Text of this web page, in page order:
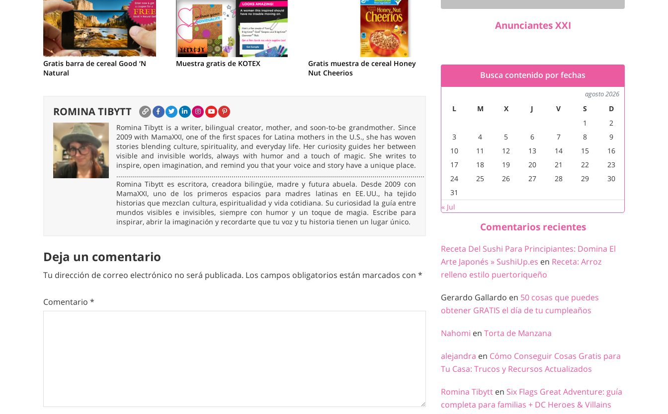
Gratis barra de cereal Good ‘N
Natural
Muestra gratis de KOTEX
Gratis muestra de cereal Honey
Nut Cheerios
ROMINA TIBYTT
Romina Tibytt is a writer, bilingual creator, mother, and soon-to-be grandmother. Since
2009 with MamaXXI, one of the first spaces for Latina mothers in the U.S., she has woven
stories blending culture, spirituality, and everyday life. Her curiosity guides her between
visible and invisible worlds, always with humor and a touch of magic. She writes to
inspire, open imagination, and remind you that your voice and story have a unique place.
...........................................................................................................................................................
Romina Tibytt es escritora, creadora bilingüe, madre y futura abuela. Desde 2009 con
MamaXXI, uno de los primeros espacios para madres latinas en EE. UU., ha tejido
historias que mezclan cultura, espiritualidad y vida cotidiana. Su curiosidad la guía entre
mundos visibles e invisibles, siempre con humor y un toque de magia. Escribe para
inspirar, abrir la imaginación y recordarte que tu voz y tu historia tienen un lugar único.
Deja un comentario
Tu dirección de correo electrónico no será publicada. Los campos obligatorios están marcados con *
Comentario *
Anunciantes XXI
Busca contenido por fechas
agosto 2026
L M X J V S
D
1
2
3
4 5 6 7 8
9
10
11 12 13 14 15
16
17
18 19 20 21 22
23
24
25 26 27 28 29
30
31
« Jul
Comentarios recientes
Receta Del Sushi Para Principiantes: Domina El
Arte Japonés » SushiUp.es en Receta: Arroz
relleno estilo puertoriqueño
Gerardo Gallardo en 50 cosas que puedes
obtener GRATIS el día de tu cumpleaños
Nahomi en Torta de Manzana
alejandra en Cómo Conseguir Cosas Gratis para
Tu Casa: Trucos y Recursos Actualizados
Romina Tibytt en Six Flags Great Adventure: guía
completa para familias + DC Heroes & Villains